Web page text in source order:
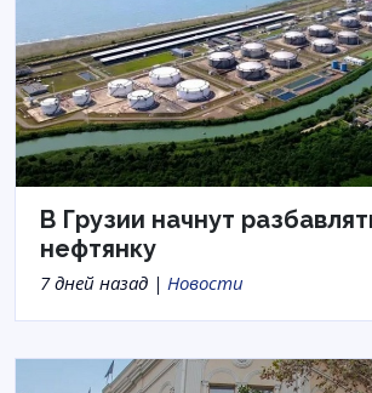
В Грузии начнут
нефтянку
7 дней назад | Новости